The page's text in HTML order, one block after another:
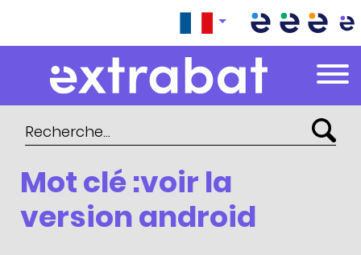
Extrabat – Le Blog
Mot clé :voir la
version android